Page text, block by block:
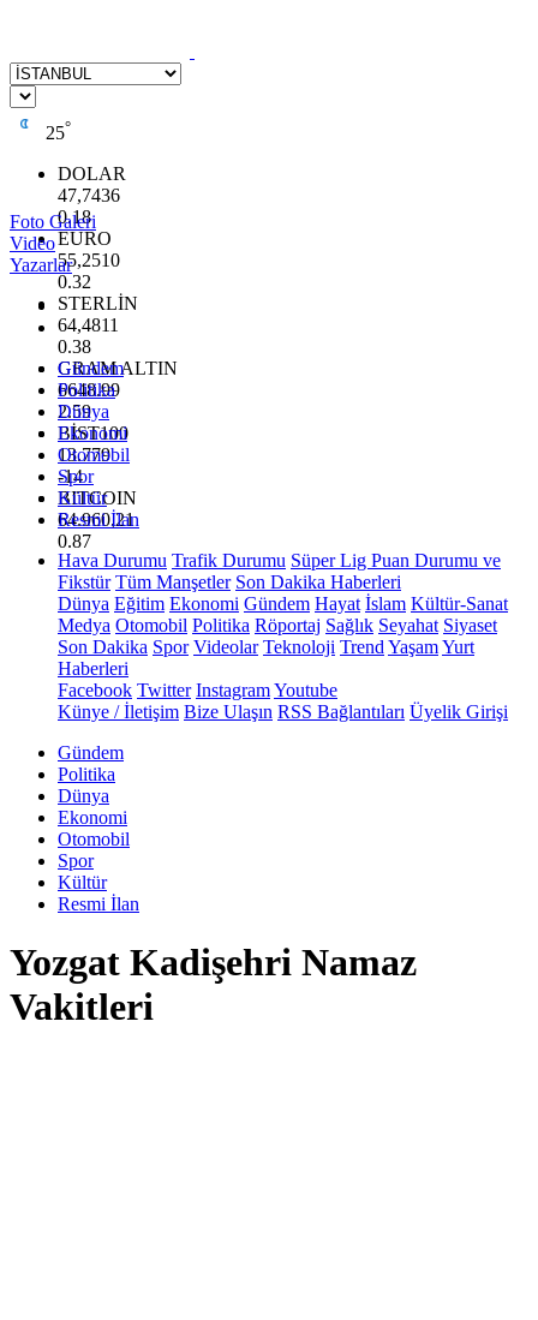
25°
DOLAR
47,7436
0.18
EURO
55,2510
0.32
STERLİN
64,4811
0.38
GRAM ALTIN
6648.99
2.59
BİST100
13.779
-14
BITCOIN
64.960,21
0.87
Foto Galeri
Video
Yazarlar
Gündem
Politika
Dünya
Ekonomi
Otomobil
Spor
Kültür
Resmi İlan
Hava Durumu Trafik Durumu Süper Lig Puan Durumu ve
Fikstür Tüm Manşetler Son Dakika Haberleri
Dünya Eğitim Ekonomi Gündem Hayat İslam Kültür-Sanat
Medya Otomobil Politika Röportaj Sağlık Seyahat Siyaset
Son Dakika Spor Videolar Teknoloji Trend YaşamYurt
Haberleri
Facebook Twitter InstagramYoutube
Künye / İletişim Bize Ulaşın RSS Bağlantıları Üyelik Girişi
Gündem
Politika
Dünya
Ekonomi
Otomobil
Spor
Kültür
Resmi İlan
Yozgat Kadişehri Namaz
Vakitleri